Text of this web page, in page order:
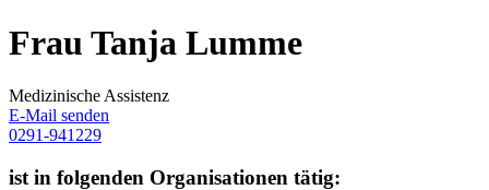
Frau Tanja Lumme
Medizinische Assistenz
E-Mail senden
0291-941229
ist in folgenden Organisationen tätig: